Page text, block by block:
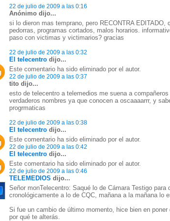
22 de julio de 2009 a las 0:16
Anónimo dijo...
si lo dieron mas temprano, pero RECONTRA EDITADO,
pedorras, programas cortados, malos horarios.
paso con victimas y victimarios? gracias
22 de julio de 2009 a las 0:32
El telecentro dijo...
Este comentario ha sido eliminado por el autor.
22 de julio de 2009 a las 0:37
tito dijo...
esto de telecentro a telemedios me suena a
verdaderos nombres ya que conocen a oscaaaarrr, y
progrmaticas
22 de julio de 2009 a las 0:38
El telecentro dijo...
Este comentario ha sido eliminado por el autor.
22 de julio de 2009 a las 0:42
El telecentro dijo...
Este comentario ha sido eliminado por el autor.
22 de julio de 2009 a las 0:46
TELEMEDIOS dijo...
Señor monTelecentro: Saqué lo de Cámara Testigo para
cronológicamente a lo de CQC, mañana a la mañana lo
Si fue un cambio de último momento, hice bien en
por qué te alterás.